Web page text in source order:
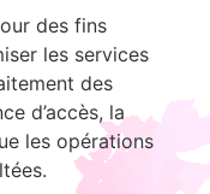
des fins
les services
des
d’accès, la
les opérations